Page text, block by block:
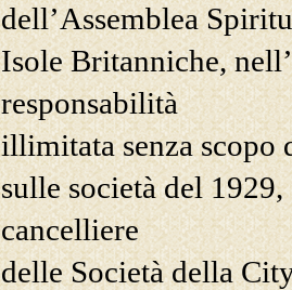
dell’Assemblea
Isole Britanniche,
responsabilità
illimitata senza scopo
sulle società del
cancelliere
delle Società della